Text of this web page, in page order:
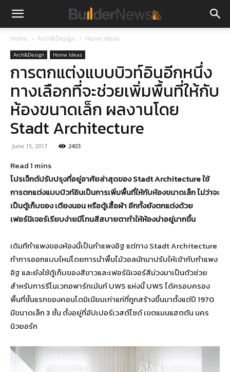
Home Arch&Design Home Ideas
Arch&Design Home Ideas
การตกแต่งแบบบิวท์อินอีกหนึ่ง
ทางเลือกที่จะช่วยเพิ่มพื้นที่ให้กับ
ห้องขนาดเล็ก ผลงานโดย
Stadt Architecture
June 15, 2017 2403
โปรเจ็กต์ปรับปรุงที่อยู่อาศัยล่าสุดของ Stadt Architecture ใช้
การตกแต่งแบบบิวท์อินเป็นการเพิ่มพื้นที่ให้กับห้องขนาดเล็ก ไม่ว่าจะ
เป็นตู้เก็บของ เตียงนอน หรือตู้เสื้อผ้า อีกทั้งยังตกแต่งด้วย
เฟอร์นิเจอร์เรียบง่ายมีโทนสีสบายตาทำให้ห้องน่าอยู่มากขึ้น
เดิมทีกำแพงของห้องนี้เป็นกำแพงอิฐ แต่ทาง Stadt Architecture
ทำการออกแบบใหม่โดยการนำพื้นไม้วอลนัทมาปรับให้เข้ากับกำแพง
อิฐ และยังใช้ตู้เก็บของสีขาวและเฟอร์นิเจอร์สีม่วงมาเป็นตัวช่วย
สำหรับการรีโนเวทอพาร์ทเม้นท์ UWS แห่งนี้ UWS ได้ครอบครอง
พื้นที่ชั้นแรกของคอนโดมิเนียมเก่าแก่ที่ถูกสร้างขึ้นมาตั้งแต่ปี 1970
มีขนาดเล็ก 3 ชั้น ตั้งอยู่ที่อัปเปอร์เวสต์ไซด์ เขตแมนแฮตตัน นคร
นิวยอร์ก